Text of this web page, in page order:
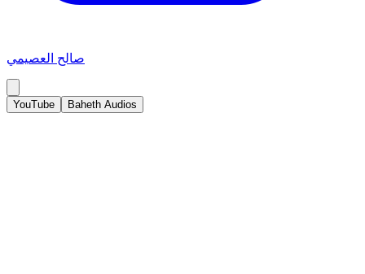
صالح العصيمي
YouTube Baheth Audios